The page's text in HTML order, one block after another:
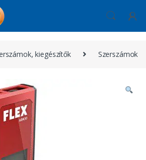
kiegészítők Szerszámok